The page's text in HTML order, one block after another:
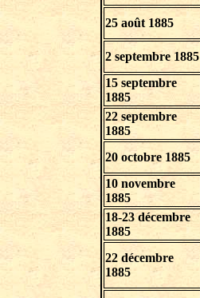
25 août 1885
2 septembre 1885
15 septembre
1885
22 septembre
1885
20 octobre 1885
10 novembre
1885
18-23 décembre
1885
22 décembre
1885